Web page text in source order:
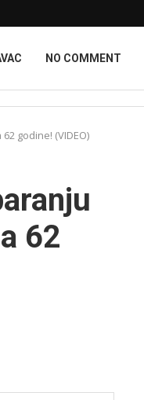
NO COMMENT
godine! (VIDEO)
62